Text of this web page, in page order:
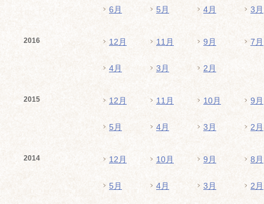
6月 5月 4月 3月
2016 12月 11月 9月 7月
4月 3月 2月
2015 12月 11月 10月 9月
5月 4月 3月 2月
2014 12月 10月 9月 8月
5月 4月 3月 2月